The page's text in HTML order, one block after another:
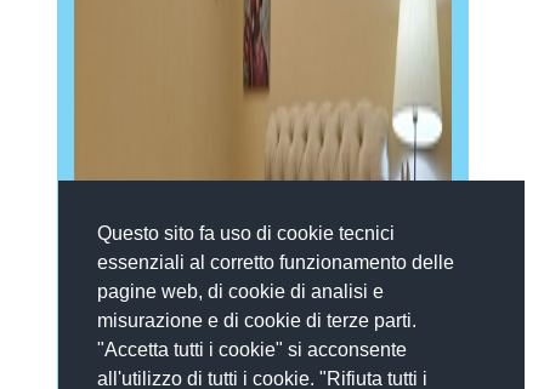
Questo sito fa uso di cookie tecnici
essenziali al corretto funzionamento delle
pagine web, di cookie di analisi e
misurazione e di cookie di terze parti.
"Accetta tutti i cookie" si acconsente
all'utilizzo di tutti i cookie. "Rifiuta tutti i